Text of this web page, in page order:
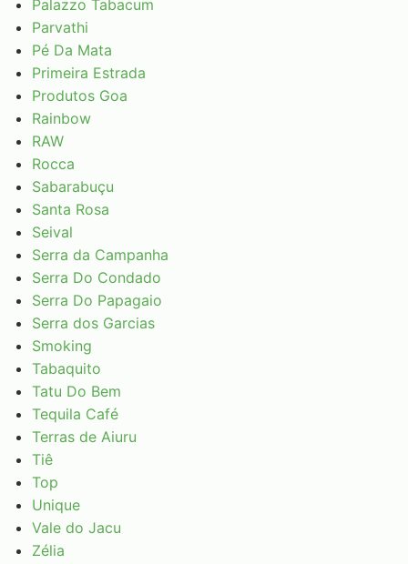
Palazzo Tabacum
Parvathi
Pé Da Mata
Primeira Estrada
Produtos Goa
Rainbow
RAW
Rocca
Sabarabuçu
Santa Rosa
Seival
Serra da Campanha
Serra Do Condado
Serra Do Papagaio
Serra dos Garcias
Smoking
Tabaquito
Tatu Do Bem
Tequila Café
Terras de Aiuru
Tiê
Top
Unique
Vale do Jacu
Zélia